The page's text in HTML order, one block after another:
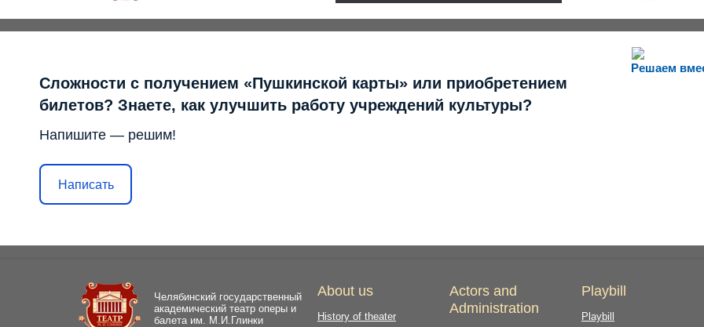
Решаем
Сложности с получением «Пушкинской карты» или приобретением
билетов? Знаете, как улучшить работу учреждений культуры?
Напишите — решим!
Написать
Челябинский государственный
академический театр оперы и
балета им. М.И.Глинки
About us
History of theater
Actors and
Administration
Playbill
Playbill